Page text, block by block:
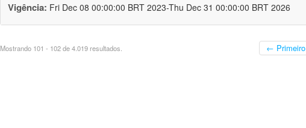
Vigência: Fri Dec 08 00:00:00 BRT 2023-Thu Dec 31 00:00:00 BRT 2026
Mostrando 101 - 102 de 4.019 resultados. ← Primeiro